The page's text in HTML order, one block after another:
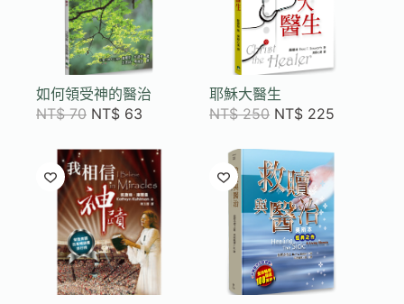
如何領受神的醫治
NT$70 NT$ 63
耶穌大醫生
NT$250 NT$ 225